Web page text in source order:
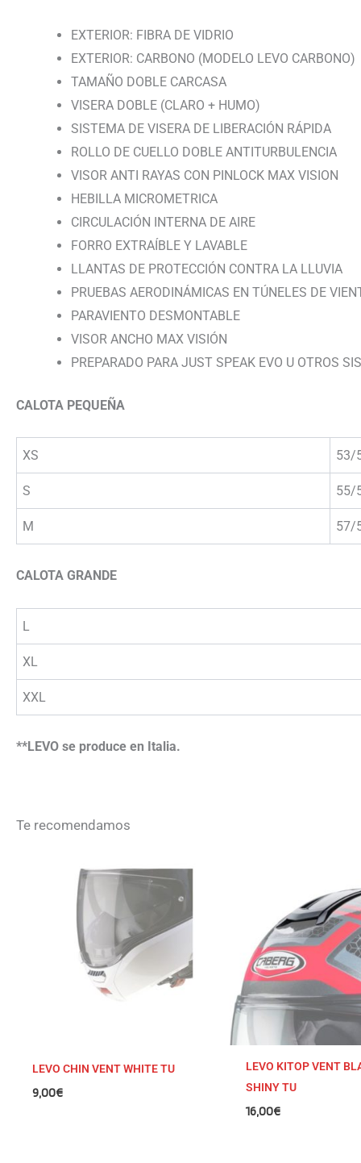
EXTERIOR: FIBRA DE VIDRIO
EXTERIOR: CARBONO (MODELO LEVO CARBONO)
TAMAÑO DOBLE CARCASA
VISERA DOBLE (CLARO + HUMO)
SISTEMA DE VISERA DE LIBERACIÓN RÁPIDA
ROLLO DE CUELLO DOBLE ANTITURBULENCIA
VISOR ANTI RAYAS CON PINLOCK MAX VISION
HEBILLA MICROMETRICA
CIRCULACIÓN INTERNA DE AIRE
FORRO EXTRAÍBLE Y LAVABLE
LLANTAS DE PROTECCIÓN CONTRA LA LLUVIA
PRUEBAS AERODINÁMICAS EN TÚNELES DE
PARAVIENTO DESMONTABLE
VISOR ANCHO MAX VISIÓN
PREPARADO PARA JUST SPEAK EVO U OTROS
CALOTA PEQUEÑA
XS 53/
S 55/
M 57/
CALOTA GRANDE
L
XL
XXL
**LEVO se produce en Italia.
Te recomendamos
LEVO CHIN VENT WHITE TU
9,00€
LEVO KITOP VENT
SHINY TU
16,00€